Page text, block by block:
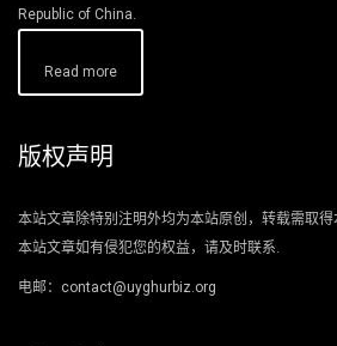
Republic of China.
Read more
版权声明
本站文章除特别注明外均为本站原创，转载需取得
本站文章如有侵犯您的权益，请及时联系.
电邮：contact@uyghurbiz.org